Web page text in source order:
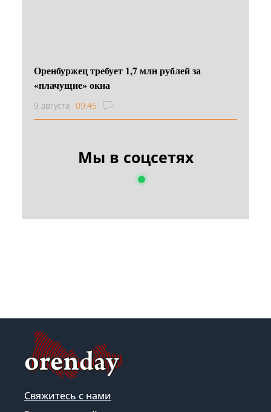
Оренбуржец требует 1,7 млн рублей за
«плачущие» окна
9 августа 09:45
Мы в соцсетях